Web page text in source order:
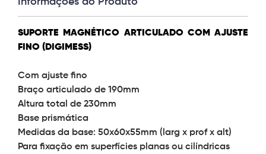
SUPORTE MAGNÉTICO ARTICULADO COM AJUSTE
FINO (DIGIMESS)
Com ajuste fino
Braço articulado de 190mm
Altura total de 230mm
Base prismática
Medidas da base: 50x60x55mm (larg x prof x alt)
Para fixação em superfícies planas ou cilíndricas